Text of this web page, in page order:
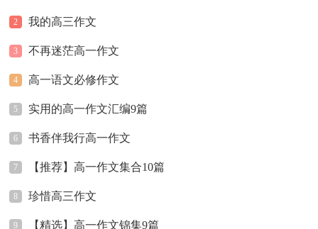
2 我的高三作文
3 不再迷茫高一作文
4 高一语文必修作文
5 实用的高一作文汇编9篇
6 书香伴我行高一作文
7 【推荐】高一作文集合10篇
8 珍惜高三作文
9 【精选】高一作文锦集9篇